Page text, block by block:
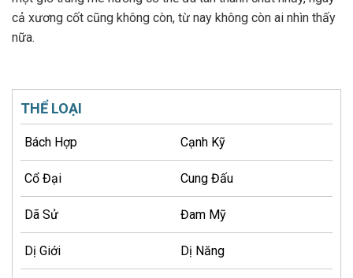
cả xương cốt cũng không còn, từ nay không còn ai nhìn thấy
nữa.
THỂ LOẠI
Bách Hợp Cạnh Kỹ
Cổ Đại Cung Đấu
Dã Sử Đam Mỹ
Dị Giới Dị Năng